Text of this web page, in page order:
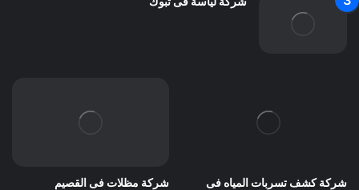
شركة كشف تسربات المياه فى
شركة مظلات فى القصيم